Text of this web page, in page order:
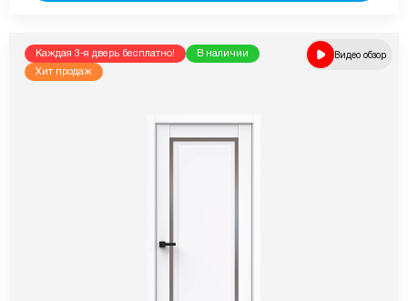
Каждая 3-я дверь бесплатно!
В наличии
Хит продаж
Видео обзор